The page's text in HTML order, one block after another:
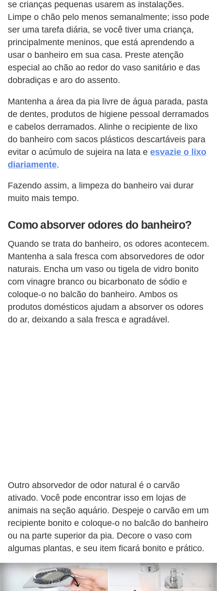
se crianças pequenas usarem as instalações.
Limpe o chão pelo menos semanalmente; isso pode
ser uma tarefa diária, se você tiver uma criança,
principalmente meninos, que está aprendendo a
usar o banheiro em sua casa. Preste atenção
especial ao chão ao redor do vaso sanitário e das
dobradiças e aro do assento.
Mantenha a área da pia livre de água parada, pasta
de dentes, produtos de higiene pessoal derramados
e cabelos derramados. Alinhe o recipiente de lixo
do banheiro com sacos plásticos descartáveis ​​para
evitar o acúmulo de sujeira na lata e esvazie o lixo
diariamente.
Fazendo assim, a limpeza do banheiro vai durar
muito mais tempo.
Como absorver odores do banheiro?
Quando se trata do banheiro, os odores acontecem.
Mantenha a sala fresca com absorvedores de odor
naturais. Encha um vaso ou tigela de vidro bonito
com vinagre branco ou bicarbonato de sódio e
coloque-o no balcão do banheiro. Ambos os
produtos domésticos ajudam a absorver os odores
do ar, deixando a sala fresca e agradável.
Outro absorvedor de odor natural é o carvão
ativado. Você pode encontrar isso em lojas de
animais na seção aquário. Despeje o carvão em um
recipiente bonito e coloque-o no balcão do banheiro
ou na parte superior da pia. Decore o vaso com
algumas plantas, e seu item ficará bonito e prático.
í
l
o
s
S
í
n
d
i
c
o
e
c
n
d
o
m
n
i